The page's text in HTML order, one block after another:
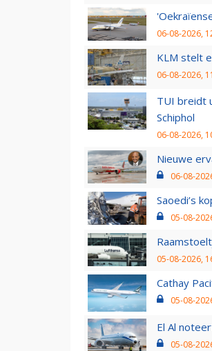
06-08-2026,
KLM stelt
06-08-2026,
TUI breidt
Schiphol
06-08-2026,
Nieuwe
06-08-
Saoedi’s
05-08-
05-08-2026,
Cathay
05-08-
El Al
05-08-